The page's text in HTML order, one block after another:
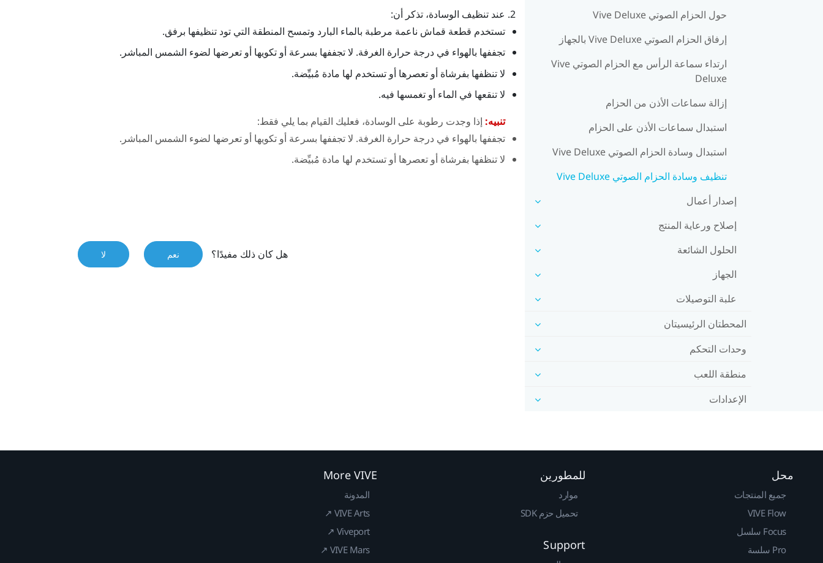
حول الحزام الصوتي Vive Deluxe
إرفاق الحزام الصوتي Vive Deluxe بالجهاز
ارتداء سماعة الرأس مع الحزام الصوتي Vive
Deluxe
إزالة سماعات الأذن من الحزام
استبدال سماعات الأذن على الحزام
استبدال وسادة الحزام الصوتي Vive Deluxe
تنظيف وسادة الحزام الصوتي Vive Deluxe
إصدار أعمال
إصلاح ورعاية المنتج
الحلول الشائعة
الجهاز
علبة التوصيلات
المحطتان الرئيسيتان
وحدات التحكم
منطقة اللعب
الإعدادات
عند تنظيف الوسادة، تذكر أن:
تستخدم قطعة قماش ناعمة مرطبة بالماء البارد وتمسح المنطقة التي تود تنظيفها برفق.
تجففها بالهواء في درجة حرارة الغرفة. لا تجففها بسرعة أو تكويها أو تعرضها لضوء الشمس المباشر.
لا تنظفها بفرشاة أو تعصرها أو تستخدم لها مادة مُبيِّضة.
لا تنقعها في الماء أو تغمسها فيه.
تنبيه:إذا وجدت رطوبة على الوسادة، فعليك القيام بما يلي فقط:
تجففها بالهواء في درجة حرارة الغرفة. لا تجففها بسرعة أو تكويها أو تعرضها لضوء الشمس المباشر.
لا تنظفها بفرشاة أو تعصرها أو تستخدم لها مادة مُبيِّضة.
هل كان ذلك مفيدًا؟ نعم لا
محل
جميع المنتجات
VIVE Flow
Focus سلسل
Pro سلسة
للمطورين
موارد
تحميل حزم SDK
Support
More VIVE
المدونة
VIVE Arts ↗
Viveport ↗
VIVE Mars ↗